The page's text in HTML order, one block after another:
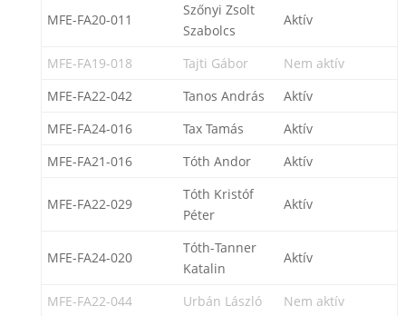
MFE-FA20-011
Szőnyi Zsolt
Szabolcs
Aktív
MFE-FA19-018 Tajti Gábor
Nem aktív
MFE-FA22-042
Tanos András
Aktív
MFE-FA24-016
Tax Tamás
Aktív
MFE-FA21-016
Tóth Andor Aktív
MFE-FA22-029
Tóth Kristóf
Péter
Aktív
MFE-FA24-020
Tóth-Tanner
Katalin
Aktív
MFE-FA22-044 Urbán László
Nem aktív